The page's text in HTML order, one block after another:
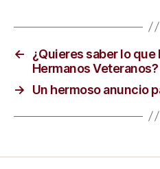
←
¿Quieres saber lo
Hermanos Veteranos?
→
Un hermoso anuncio